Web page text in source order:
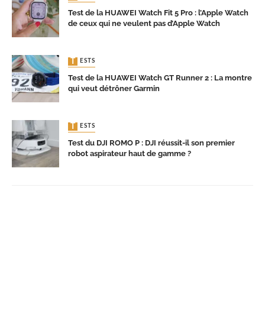
Test de la HUAWEI Watch Fit 5 Pro : l’Apple Watch
de ceux qui ne veulent pas d’Apple Watch
TESTS
Test de la HUAWEI Watch GT Runner 2 : La montre
qui veut détrôner Garmin
TESTS
Test du DJI ROMO P : DJI réussit-il son premier
robot aspirateur haut de gamme ?